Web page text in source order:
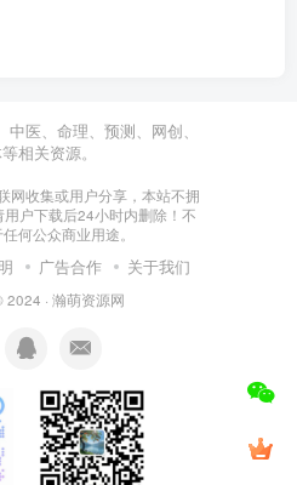
医、命理、预测、网创、
相关资源。
网收集或用户分享，本站不拥
户下载后24小时内删除！不
何公众商业用途。
广告合作 关于我们
· 瀚萌资源网